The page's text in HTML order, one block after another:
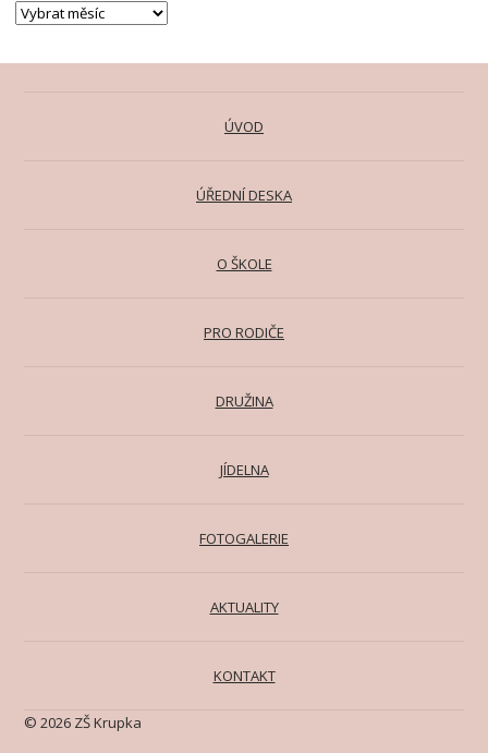
ÚVOD
ÚŘEDNÍ DESKA
O ŠKOLE
PRO RODIČE
DRUŽINA
JÍDELNA
FOTOGALERIE
AKTUALITY
KONTAKT
© 2026 ZŠ Krupka